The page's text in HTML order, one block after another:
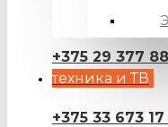
+375 29 377
техника и ТВ
+375 33 673 17